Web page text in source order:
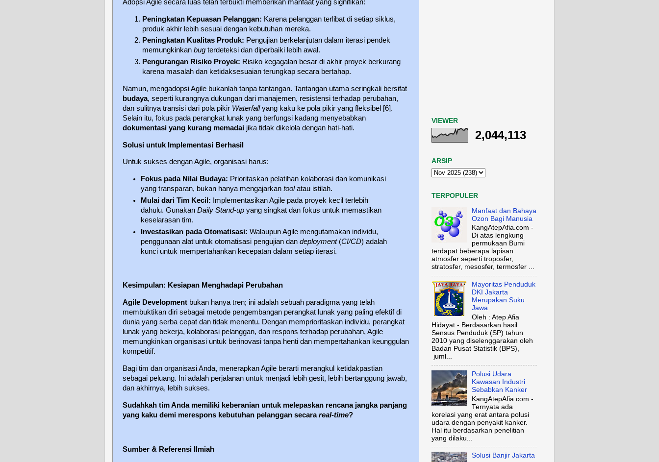
Adopsi Agile secara luas telah terbukti memberikan manfaat yang signifikan:
Peningkatan Kepuasan Pelanggan: Karena pelanggan terlibat di setiap siklus,
produk akhir lebih sesuai dengan kebutuhan mereka.
Peningkatan Kualitas Produk: Pengujian berkelanjutan dalam iterasi pendek
memungkinkan bug terdeteksi dan diperbaiki lebih awal.
Pengurangan Risiko Proyek: Risiko kegagalan besar di akhir proyek berkurang
karena masalah dan ketidaksesuaian terungkap secara bertahap.
Namun, mengadopsi Agile bukanlah tanpa tantangan. Tantangan utama seringkali bersifat
budaya, seperti kurangnya dukungan dari manajemen, resistensi terhadap perubahan,
dan sulitnya transisi dari pola pikir Waterfallyang kaku ke pola pikir yang fleksibel [6].
Selain itu, fokus pada perangkat lunak yang berfungsi kadang menyebabkan
dokumentasi yang kurang memadai jika tidak dikelola dengan hati-hati.
Solusi untuk Implementasi Berhasil
Untuk sukses dengan Agile, organisasi harus:
Fokus pada Nilai Budaya: Prioritaskan pelatihan kolaborasi dan komunikasi
yang transparan, bukan hanya mengajarkantoolatau istilah.
Mulai dari Tim Kecil: Implementasikan Agile pada proyek kecil terlebih
dahulu. GunakanDaily Stand-up yang singkat dan fokus untuk memastikan
keselarasan tim.
Investasikan pada Otomatisasi: Walaupun Agile mengutamakan individu,
penggunaan alat untuk otomatisasi pengujian dandeployment(CI/CD) adalah
kunci untuk mempertahankan kecepatan dalam setiap iterasi.
Kesimpulan: Kesiapan Menghadapi Perubahan
Agile Development bukan hanya tren; ini adalah sebuah paradigma yang telah
membuktikan diri sebagai metode pengembangan perangkat lunak yang paling efektif di
dunia yang serba cepat dan tidak menentu. Dengan memprioritaskan individu, perangkat
lunak yang bekerja, kolaborasi pelanggan, dan respons terhadap perubahan, Agile
memungkinkan organisasi untuk berinovasi tanpa henti dan mempertahankan keunggulan
kompetitif.
Bagi tim dan organisasi Anda, menerapkan Agile berarti merangkul ketidakpastian
sebagai peluang. Ini adalah perjalanan untuk menjadi lebih gesit, lebih bertanggung jawab,
dan akhirnya, lebih sukses.
Sudahkah tim Anda memiliki keberanian untuk melepaskan rencana jangka panjang
yang kaku demi merespons kebutuhan pelanggan secarareal-time?
Sumber & Referensi Ilmiah
VIEWER
2,044,113
ARSIP
TERPOPULER
Manfaat dan Bahaya
Ozon Bagi Manusia
KangAtepAfia.com -
Di atas lengkung
permukaan Bumi
terdapat beberapa lapisan
atmosfer seperti troposfer,
stratosfer, mesosfer, termosfer ...
Mayoritas Penduduk
DKI Jakarta
Merupakan Suku
Jawa
Oleh : Atep Afia
Hidayat - Berdasarkan hasil
Sensus Penduduk (SP) tahun
2010 yang diselenggarakan oleh
Badan Pusat Statistik (BPS),
juml...
Polusi Udara
Kawasan Industri
Sebabkan Kanker
KangAtepAfia.com -
Ternyata ada
korelasi yang erat antara polusi
udara dengan penyakit kanker.
Hal itu berdasarkan penelitian
yang dilaku...
Solusi Banjir Jakarta